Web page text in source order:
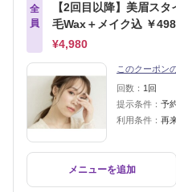
全
員
【2回目以降】美眉ス
毛Wax＋メイク込 ￥
¥4,980
このクーポン
回数： 1回
提示条件： 予
利用条件： 再
メニューを追加